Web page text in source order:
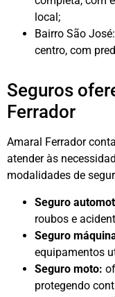
local;
Bairro São
centro, com
Seguros
Ferrador
Amaral Ferrador
atender às
modalidades de
Seguro
roubos e
Seguro
equipamentos
Seguro moto:
protegendo